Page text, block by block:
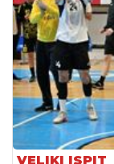
VELIKI ISPIT